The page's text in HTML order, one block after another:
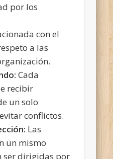
por los
con el
a las
Cada
recibir
un solo
conflictos.
Las
un mismo
ser dirigidas por